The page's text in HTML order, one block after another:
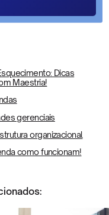
Dicas
Maestria!
gerenciais
organizacional
como funcionam!